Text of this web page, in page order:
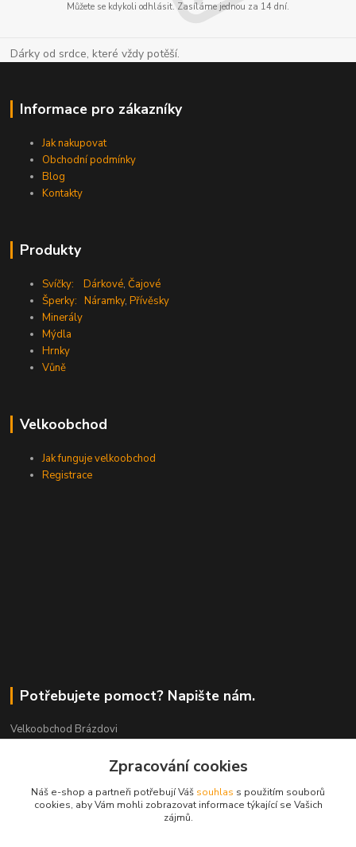
Můžete se kdykoli odhlásit. Zasíláme jednou za 14 dní.
Dárky od srdce, které vždy potěší.
Informace pro zákazníky
Jak nakupovat
Obchodní podmínky
Blog
Kontakty
Produkty
Svíčky: Dárkové,Čajové
Šperky: Náramky,Přívěsky
Minerály
Mýdla
Hrnky
Vůně
Velkoobchod
Jak funguje velkoobchod
Registrace
Potřebujete pomoct? Napište nám.
Velkoobchod Brázdovi
(Po-Pá, 9-17 hod.)
Zpracování cookies
Náš e-shop a partneři potřebují Váš souhlas s použitím souborů
cookies, aby Vám mohli zobrazovat informace týkající se Vašich
zájmů.